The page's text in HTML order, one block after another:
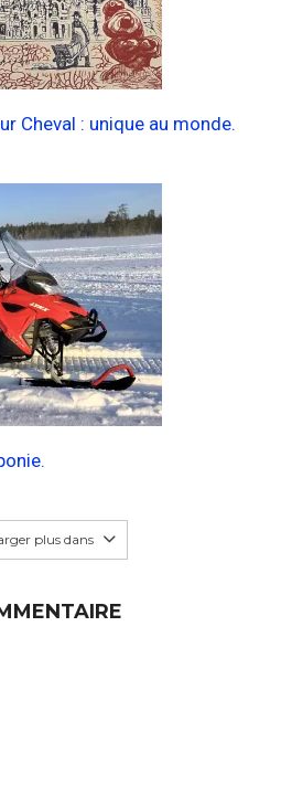
Cheval : unique au monde.
plus dans